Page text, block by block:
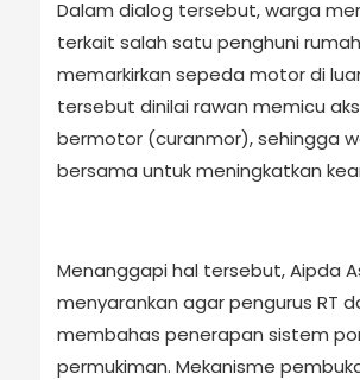
Dalam dialog tersebut, warga
terkait salah satu penghuni
memarkirkan sepeda motor di
tersebut dinilai rawan memicu
bermotor (curanmor), sehingga
bersama untuk meningkatkan
Menanggapi hal tersebut, Aipda
menyarankan agar pengurus RT
membahas penerapan sistem
permukiman. Mekanisme